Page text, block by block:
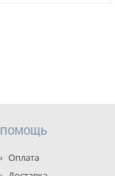
ПОМОЩЬ
Оплата